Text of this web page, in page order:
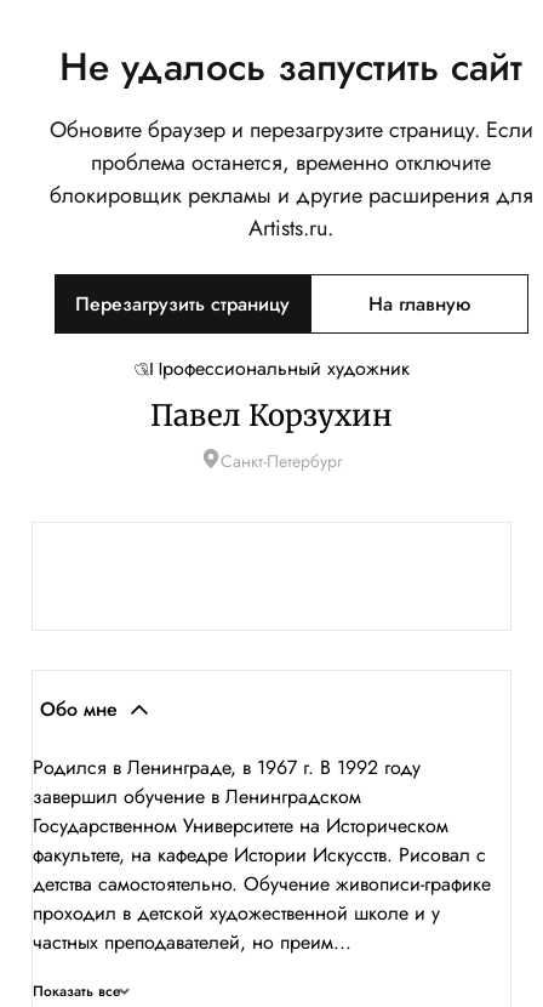
Не удалось запустить сайт
Обновите браузер и перезагрузите страницу. Если
проблема останется, временно отключите
блокировщик рекламы и другие расширения для
Artists.ru.
Перезагрузить страницу На главную
Профессиональный художник
Павел Корзухин
Санкт-Петербург
Обо мне
Родился в Ленинграде, в 1967 г. В 1992 году
завершил обучение в Ленинградском
Государственном Университете на Историческом
факультете, на кафедре Истории Искусств. Рисовал с
детства самостоятельно. Обучение живописи-графике
проходил в детской художественной школе и у
частных преподавателей, но преим...
Показать все